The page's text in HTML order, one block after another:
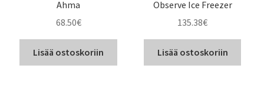
Ahma
68.50€
Lisää ostoskoriin
Observe Ice Freezer
135.38€
Lisää ostoskoriin